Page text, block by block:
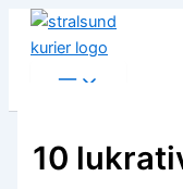
Zum
Inhalt
10